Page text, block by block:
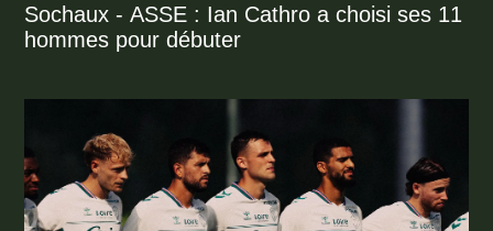
Sochaux - ASSE : Ian Cathro a choisi ses 11
hommes pour débuter